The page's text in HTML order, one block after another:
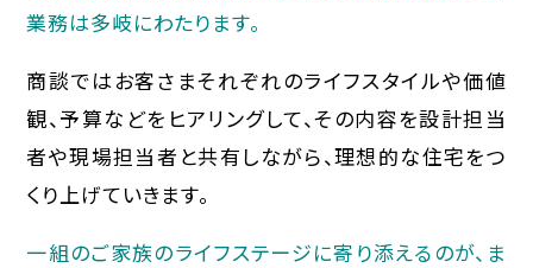
業務は多岐にわたります。
商談ではお客さまそれぞれのライフスタイルや価値
観、予算などをヒアリングして、その内容を設計担当
者や現場担当者と共有しながら、理想的な住宅をつ
くり上げていきます。
一組のご家族のライフステージに寄り添えるのが、ま